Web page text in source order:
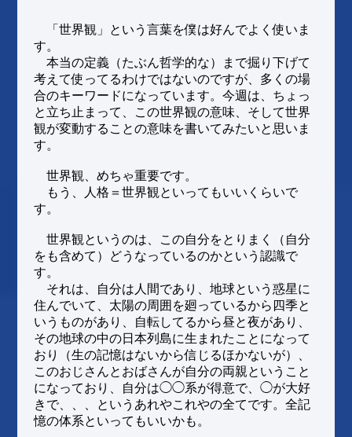
「世界観」という言葉を僕は好んでよく使いま
す。
本当の定義（たぶん哲学的な）まで掘り下げて
考えて使ってるわけではないのですが、多くの場
合のキーワードになっています。今週は、ちょっ
と立ち止まって、この世界観の意味、そして世界
観が変動することの意味を書いてみたいと思いま
す。
世界観、めちゃ重要です。
もう、人格＝世界観といってもいいくらいで
す。
世界観というのは、この自分をとりまく（自分
をも含めて）どうなっているのかという認識で
す。
それは、自分は人間であり、地球という惑星に
住んでいて、太陽の周囲を廻っているから四季と
いうものがあり、自転してるから昼と夜があり、
その地球の中の日本列島に生まれたことになって
おり（生の記憶はないから信じるほかないが）、
このおじさんとおばさんが自分の両親ということ
になっており、自分は◯◯系が得意で、◯が大好
きで、、、というあれやこれやの全てです。全記
憶の体系といってもいいかも。